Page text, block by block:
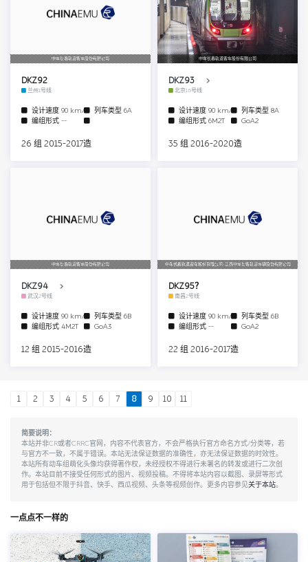
中车长春轨道客车股份有限公司
DKZ92
兰州1号线
设计速度 90 km/h 列车类型 6A
编组形式 --
26 组 2015-2017造
中车长春轨道客车股份有限公司
DKZ93
北京16号线
设计速度 90 km/h 列车类型 8A
编组形式 6M2T GoA2
35 组 2016-2020造
中车长春轨道客车股份有限公司
DKZ94
武汉2号线
设计速度 90 km/h 列车类型 6B
编组形式 4M2T GoA3
12 组 2015-2016造
中车长春轨道客车股份有限公司/江西中车长客轨道车辆股份有限公司
DKZ95？
南昌2号线
设计速度 90 km/h 列车类型 6B
编组形式 -- GoA2
22 组 2016-2017造
1 2 3 4 5 6 7 8 9 10 11
简要说明：
本站并非CR或者CRRC官网，内容不代表官方，不会严格执行官方命名方式/分类等，若
与官方不一致，不属于错误。本站无法保证数据的准确性，亦无法保证数据的时效性。
本站所有动车组萌化头像均获得著作权，未经授权不得进行未署名的转发或进行二次创
作。本站目前不接受任何形式的图片、视频投稿。不得将本站内容以截图、录屏等形式
用于包括但不限于抖音、快手、西瓜视频、头条等视频创作。更多内容参见关于本站。
一点点不一样的